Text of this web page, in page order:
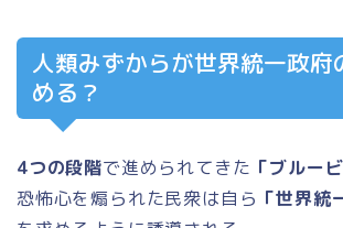
人類みずからが世界統一政府
める？
4つの段階で進められてきた 「ブルー
恐怖心を煽られた民衆は自ら 「世界統